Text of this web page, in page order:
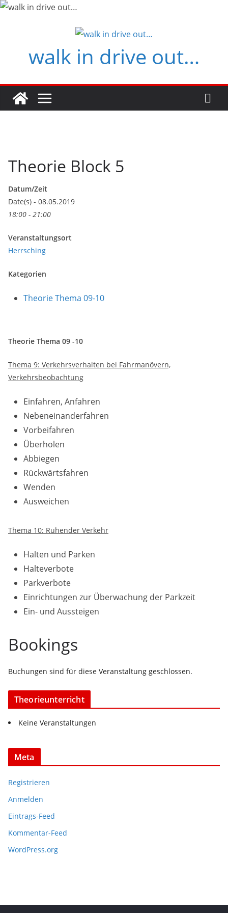
Zum
walk in drive out…
Theorie Block 5
Datum/Zeit
Date(s) - 08.05.2019
18:00 - 21:00
Veranstaltungsort
Herrsching
Kategorien
Theorie Thema 09-10
Theorie Thema 09 -10
Thema 9: Verkehrsverhalten bei Fahrmanövern,
Verkehrsbeobachtung
Einfahren, Anfahren
Nebeneinanderfahren
Vorbeifahren
Überholen
Abbiegen
Rückwärtsfahren
Wenden
Ausweichen
Thema 10: Ruhender Verkehr
Halten und Parken
Halteverbote
Parkverbote
Einrichtungen zur Überwachung der Parkzeit
Ein- und Aussteigen
Bookings
Buchungen sind für diese Veranstaltung geschlossen.
Theorieunterricht
Keine Veranstaltungen
Meta
Registrieren
Anmelden
Eintrags-Feed
Kommentar-Feed
WordPress.org